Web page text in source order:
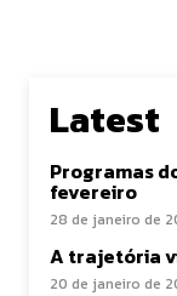
Latest
Programas
fevereiro
28 de janeiro de
A trajetória
20 de janeiro de